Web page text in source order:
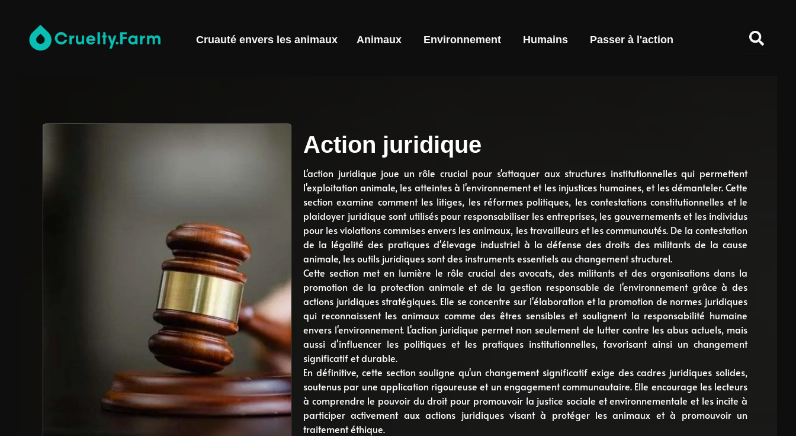
Cruauté envers les animaux Animaux Environnement Humains Passer à l'action
Action juridique
L'action juridique joue un rôle crucial pour s'attaquer aux structures institutionnelles qui permettent
l'exploitation animale, les atteintes à l'environnement et les injustices humaines, et les démanteler. Cette
section examine comment les litiges, les réformes politiques, les contestations constitutionnelles et le
plaidoyer juridique sont utilisés pour responsabiliser les entreprises, les gouvernements et les individus
pour les violations commises envers les animaux, les travailleurs et les communautés. De la contestation
de la légalité des pratiques d'élevage industriel à la défense des droits des militants de la cause
animale, les outils juridiques sont des instruments essentiels au changement structurel.
Cette section met en lumière le rôle crucial des avocats, des militants et des organisations dans la
promotion de la protection animale et de la gestion responsable de l'environnement grâce à des
actions juridiques stratégiques. Elle se concentre sur l'élaboration et la promotion de normes juridiques
qui reconnaissent les animaux comme des êtres sensibles et soulignent la responsabilité humaine
envers l'environnement. L'action juridique permet non seulement de lutter contre les abus actuels, mais
aussi d'influencer les politiques et les pratiques institutionnelles, favorisant ainsi un changement
significatif et durable.
En définitive, cette section souligne qu'un changement significatif exige des cadres juridiques solides,
soutenus par une application rigoureuse et un engagement communautaire. Elle encourage les lecteurs
à comprendre le pouvoir du droit pour promouvoir la justice sociale et environnementale et les incite à
participer activement aux actions juridiques visant à protéger les animaux et à promouvoir un
traitement éthique.